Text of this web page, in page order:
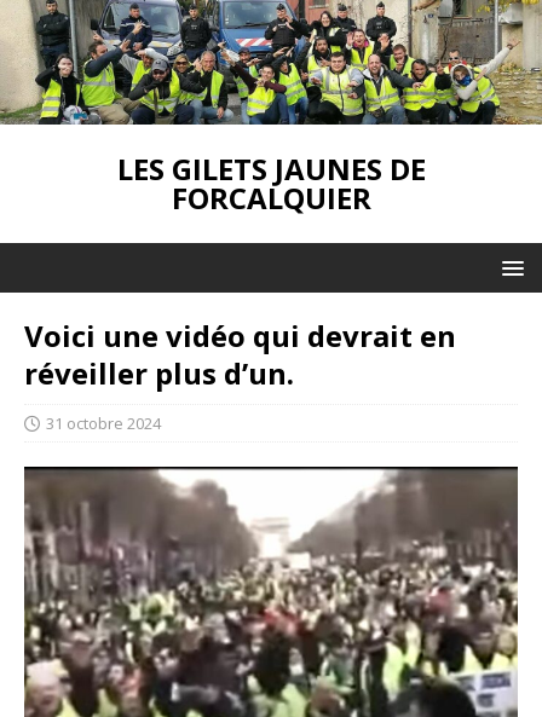
LES GILETS JAUNES DE
FORCALQUIER
Voici une vidéo qui devrait en
réveiller plus d’un.
31 octobre 2024